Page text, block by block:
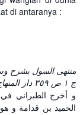
di antaranya :
منتهى السول بشرح
ج ١ ص ٣٥٩ دار المنهاج.
و أخرج الطبراني
الحميد بن قدامة و